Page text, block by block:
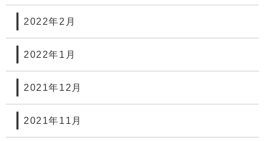
2022年2月
2022年1月
2021年12月
2021年11月